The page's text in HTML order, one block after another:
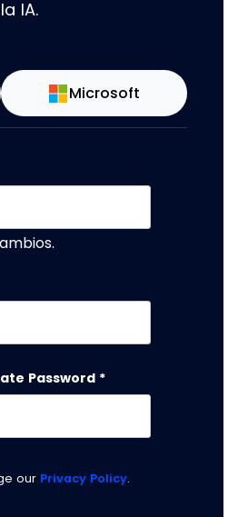
IA.
Microsoft
Password *
our Privacy Policy.